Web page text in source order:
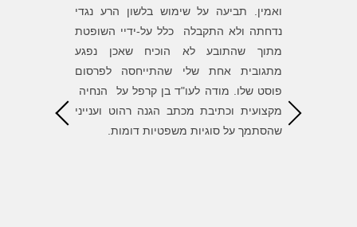
ואמין. תביעה על שימוש בלשון הרע נגדי
נדחתה ולא התקבלה כלל על-ידיי השופטת
מתוך שהתובע לא הוכיח שאכן נפגע
מתגובית אחת שלי שהתייחסה לפרסום
פוסט שלו. מודה לעו"ד בן קרפל על הנחיה
מקצועית וכתיבת מכתב הגנה רהוט וענייני
שהסתמך על סוגיות משפטיות דומות.